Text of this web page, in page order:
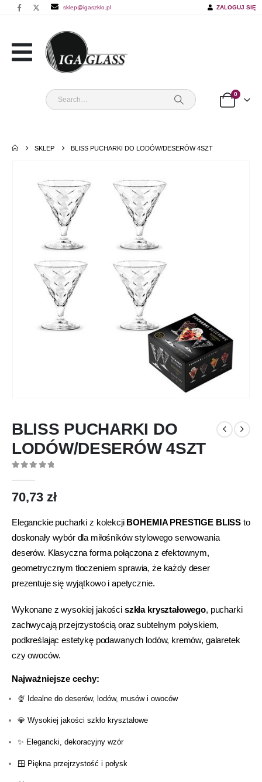
sklep@igaszklo.pl ZALOGUJ SIĘ
0
SKLEP BLISS PUCHARKI DO LODÓW/DESERÓW 4SZT
BLISS PUCHARKI DO
LODÓW/DESERÓW 4SZT
70,73 zł
Eleganckie pucharki z kolekcji BOHEMIA PRESTIGE BLISS to
doskonały wybór dla miłośników stylowego serwowania
deserów. Klasyczna forma połączona z efektownym,
geometrycznym tłoczeniem sprawia, że każdy deser
prezentuje się wyjątkowo i apetycznie.
Wykonane z wysokiej jakości szkła kryształowego, pucharki
zachwycają przejrzystością oraz subtelnym połyskiem,
podkreślając estetykę podawanych lodów, kremów, galaretek
czy owoców.
Najważniejsze cechy:
🍨 Idealne do deserów, lodów, musów i owoców
💎 Wysokiej jakości szkło kryształowe
✨ Elegancki, dekoracyjny wzór
🪟 Piękna przejrzystość i połysk